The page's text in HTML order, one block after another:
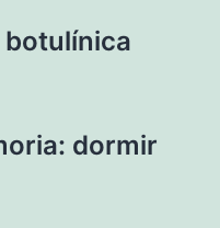
botulínica
dormir